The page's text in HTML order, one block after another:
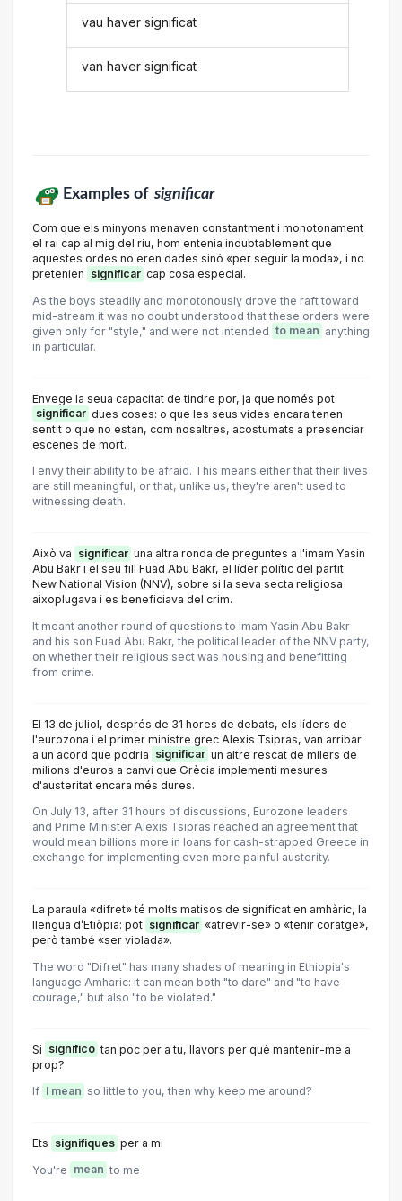
vau haver significat
van haver significat
Examples of significar
Com que els minyons menaven constantment i monotonament
el rai cap al mig del riu, hom entenia indubtablement que
aquestes ordes no eren dades sinó «per seguir la moda», i no
pretenien significar cap cosa especial.
As the boys steadily and monotonously drove the raft toward
mid-stream it was no doubt understood that these orders were
given only for "style," and were not intended to mean anything
in particular.
Envege la seua capacitat de tindre por, ja que només pot
significar dues coses: o que les seus vides encara tenen
sentit o que no estan, com nosaltres, acostumats a presenciar
escenes de mort.
I envy their ability to be afraid. This means either that their lives
are still meaningful, or that, unlike us, they're aren't used to
witnessing death.
Això va significar una altra ronda de preguntes a l'imam Yasin
Abu Bakr i el seu fill Fuad Abu Bakr, el líder polític del partit
New National Vision (NNV), sobre si la seva secta religiosa
aixoplugava i es beneficiava del crim.
It meant another round of questions to Imam Yasin Abu Bakr
and his son Fuad Abu Bakr, the political leader of the NNV party,
on whether their religious sect was housing and benefitting
from crime.
El 13 de juliol, després de 31 hores de debats, els líders de
l'eurozona i el primer ministre grec Alexis Tsipras, van arribar
a un acord que podria significar un altre rescat de milers de
milions d'euros a canvi que Grècia implementi mesures
d'austeritat encara més dures.
On July 13, after 31 hours of discussions, Eurozone leaders
and Prime Minister Alexis Tsipras reached an agreement that
would mean billions more in loans for cash-strapped Greece in
exchange for implementing even more painful austerity.
La paraula «difret» té molts matisos de significat en amhàric, la
llengua d’Etiòpia: pot significar «atrevir-se» o «tenir coratge»,
però també «ser violada».
The word "Difret" has many shades of meaning in Ethiopia's
language Amharic: it can mean both "to dare" and "to have
courage," but also "to be violated."
Si significo tan poc per a tu, llavors per què mantenir-me a
prop?
If I mean so little to you, then why keep me around?
Ets signifiques per a mi
You're mean to me